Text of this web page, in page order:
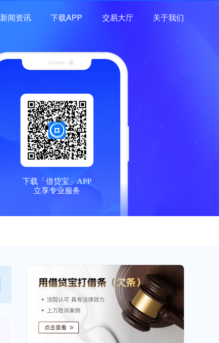
新闻资讯 下载APP 交易大厅 关于我们
下载「借贷宝」APP
立享专业服务